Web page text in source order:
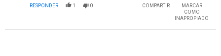
RESPONDER 1 0 COMPARTIR
MARCAR
COMO
INAPROPIADO